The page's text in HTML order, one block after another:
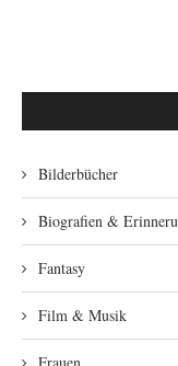
Bilderbücher
Biografien &
Fantasy
Film & Musik